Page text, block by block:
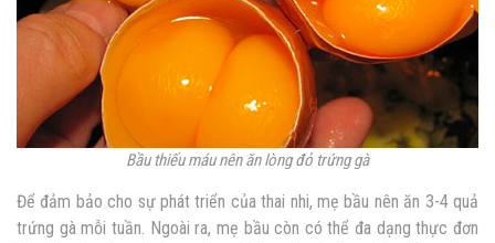
Bầu thiếu máu nên ăn lòng đỏ trứng gà
Để đảm bảo cho sự phát triển của thai nhi, mẹ bầu nên ăn 3-4 quả
trứng gà mỗi tuần. Ngoài ra, mẹ bầu còn có thể đa dạng thực đơn